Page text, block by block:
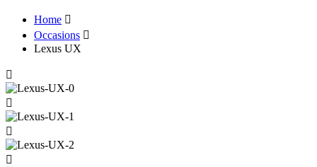
Home
Occasions
Lexus UX